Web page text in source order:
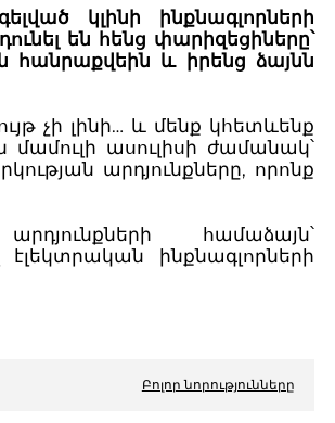
կլինի ինքնագլորների
են հենց փարիզեցիները՝
և իրենց ձայնն
չի լինի… և մենք կհետևենք
մամուլի ասուլիսի ժամանակ՝
արդյունքները, որոնք
համաձայն՝
ինքնագլորների
Բոլոր նորությունները